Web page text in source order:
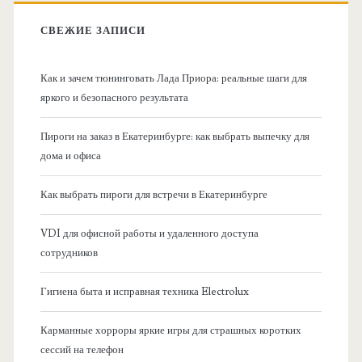
:
СВЕЖИЕ ЗАПИСИ
Как и зачем тюнинговать Лада Приора: реальные шаги для
яркого и безопасного результата
Пироги на заказ в Екатеринбурге: как выбрать выпечку для
дома и офиса
Как выбрать пироги для встречи в Екатеринбурге
VDI для офисной работы и удаленного доступа
сотрудников
Гигиена быта и исправная техника Electrolux
Карманные хорроры яркие игры для страшных коротких
сессий на телефон